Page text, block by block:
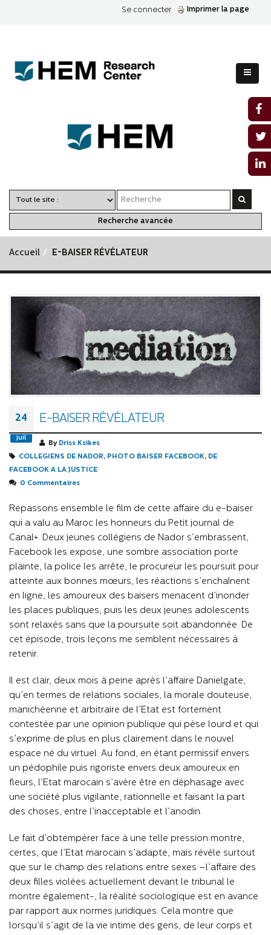
Se connecter Imprimer la page
Recherche avancée
Accueil E-BAISER RÉVÉLATEUR
24
juil
E-BAISER RÉVÉLATEUR
By Driss Ksikes
COLLEGIENS DE NADOR, PHOTO BAISER FACEBOOK, DE
FACEBOOK A LA JUSTICE
0 Commentaires
Repassons ensemble le film de cette affaire du e-baiser
qui a valu au Maroc les honneurs du Petit journal de
Canal+. Deux jeunes collégiens de Nador s’embrassent,
Facebook les expose, une sombre association porte
plainte, la police les arrête, le procureur les poursuit pour
atteinte aux bonnes mœurs, les réactions s’enchaînent
en ligne, les amoureux des baisers menacent d’inonder
les places publiques, puis les deux jeunes adolescents
sont relaxés sans que la poursuite soit abandonnée. De
cet épisode, trois leçons me semblent nécessaires à
retenir.
Il est clair, deux mois à peine après l’affaire Danielgate,
qu’en termes de relations sociales, la morale douteuse,
manichéenne et arbitraire de l’Etat est fortement
contestée par une opinion publique qui pèse lourd et qui
s’exprime de plus en plus clairement dans le nouvel
espace né du virtuel. Au fond, en étant permissif envers
un pédophile puis rigoriste envers deux amoureux en
fleurs, l’Etat marocain s’avère être en déphasage avec
une société plus vigilante, rationnelle et faisant la part
des choses, entre l’inacceptable et l’anodin.
Le fait d’obtempérer face à une telle pression montre,
certes, que l’Etat marocain s’adapte, mais révèle surtout
que sur le champ des relations entre sexes –l’affaire des
deux filles violées actuellement devant le tribunal le
montre également-, la réalité sociologique est en avance
par rapport aux normes juridiques. Cela montre que
lorsqu’il s’agit de la vie intime des gens, de leur corps et